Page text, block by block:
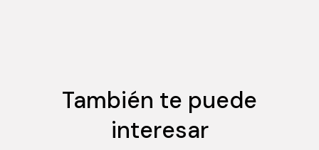
También te puede
interesar